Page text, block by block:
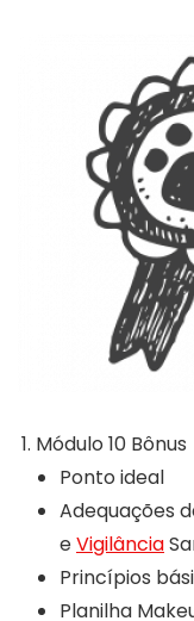
Módulo 10 Bônus
Ponto ideal
Adequações
eVigilância
Princípios
Planilha